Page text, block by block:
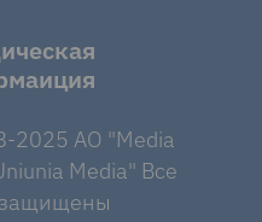
2025 AO "Media
Media" Все